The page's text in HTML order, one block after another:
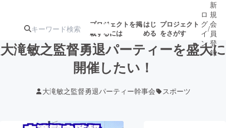
プロジェクトを掲
載するには
はじ
める
プロジェクト
をさがす
注目のリ
ターン
注目の新着プロ
ジェクト
募集終了が近いプ
ロジェクト
されます
ロ
グ
イ
ン
/
新
規
会
員
登
録
大滝敏之監督勇退パーティーを盛大に
開催したい！
大滝敏之監督勇退パーティー幹事会 スポーツ